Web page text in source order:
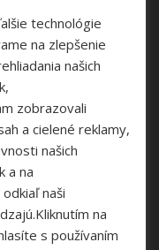
technológie
na zlepšenie
našich
zobrazovali
a cielené reklamy,
našich
a na
naši
na
s používaním